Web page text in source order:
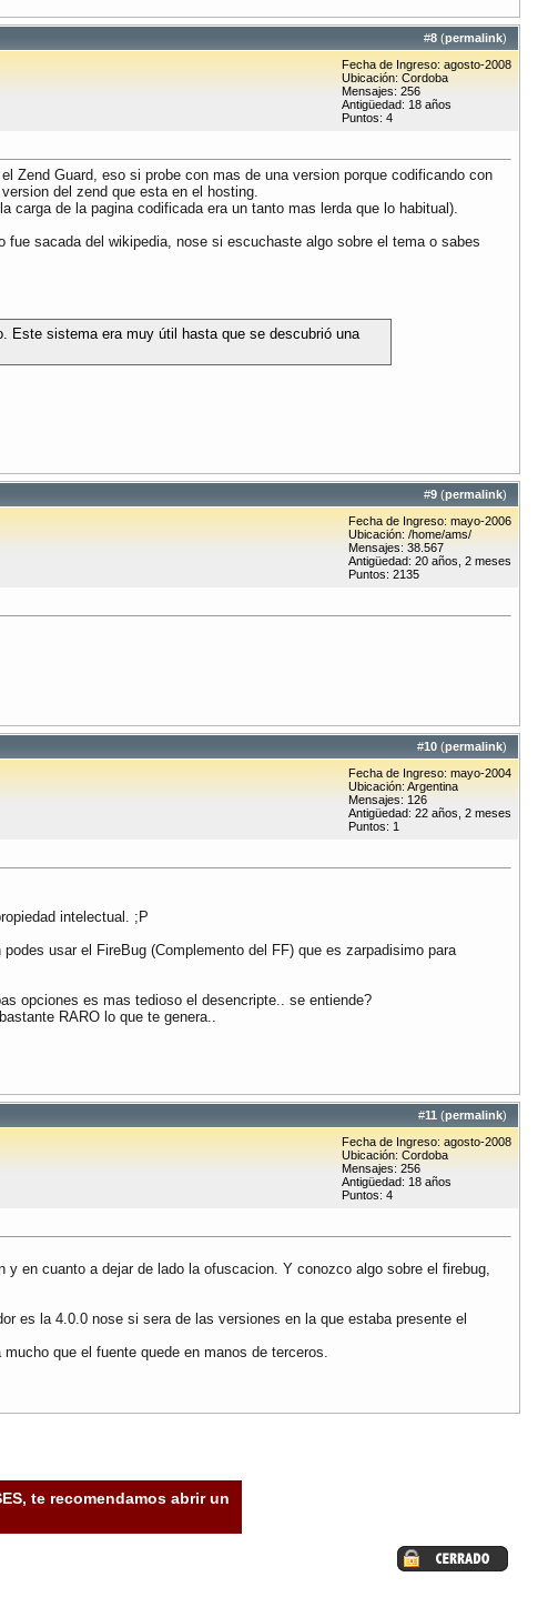
#8 (permalink)
Fecha de Ingreso: agosto-2008
Ubicación: Cordoba
Mensajes: 256
Antigüedad: 18 años
Puntos: 4
Zend Guard, eso si probe con mas de una version porque codificando con
del zend que esta en el hosting.
carga de la pagina codificada era un tanto mas lerda que lo habitual).
sacada del wikipedia, nose si escuchaste algo sobre el tema o sabes
Este sistema era muy útil hasta que se descubrió una
#9 (permalink)
Fecha de Ingreso: mayo-2006
Ubicación: /home/ams/
Mensajes: 38.567
Antigüedad: 20 años, 2 meses
Puntos: 2135
#10 (permalink)
Fecha de Ingreso: mayo-2004
Ubicación: Argentina
Mensajes: 126
Antigüedad: 22 años, 2 meses
Puntos: 1
intelectual. ;P
usar el FireBug (Complemento del FF) que es zarpadisimo para
opciones es mas tedioso el desencripte.. se entiende?
RARO lo que te genera..
#11 (permalink)
Fecha de Ingreso: agosto-2008
Ubicación: Cordoba
Mensajes: 256
Antigüedad: 18 años
Puntos: 4
en cuanto a dejar de lado la ofuscacion. Y conozco algo sobre el firebug,
es la 4.0.0 nose si sera de las versiones en la que estaba presente el
que el fuente quede en manos de terceros.
te recomendamos abrir un